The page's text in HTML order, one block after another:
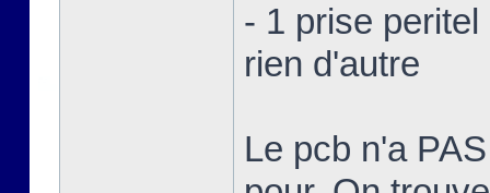
- 1 prise peritel
rien d'autre
Le pcb n'a